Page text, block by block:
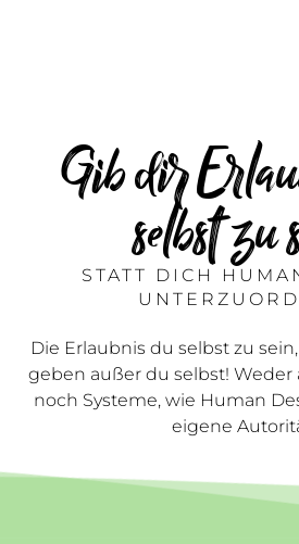
Gib dir
selbst zu
STATT DICH
Die Erlaubnis du selbst zu
geben außer du selbst! Weder
noch Systeme, wie Human
eigene